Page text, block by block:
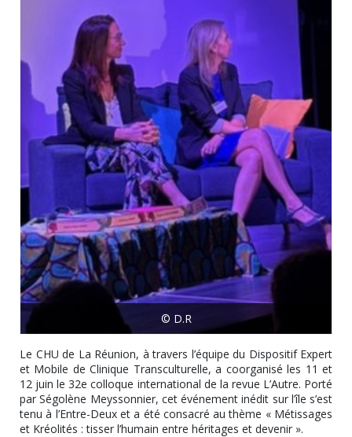
© D.R
Le CHU de La Réunion, à travers l’équipe du Dispositif Expert
et Mobile de Clinique Transculturelle, a coorganisé les 11 et
12 juin le 32e colloque international de la revue L’Autre. Porté
par Ségolène Meyssonnier, cet événement inédit sur l’île s’est
tenu à l’Entre-Deux et a été consacré au thème « Métissages
et Kréolités : tisser l’humain entre héritages et devenir ».